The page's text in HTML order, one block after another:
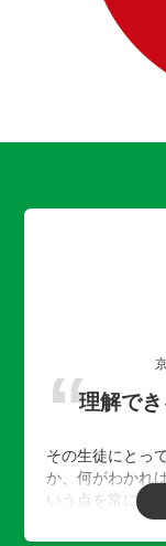
理解で
その生徒にとっ
か、何がわかれ
いう点を常に生
業を進めていま